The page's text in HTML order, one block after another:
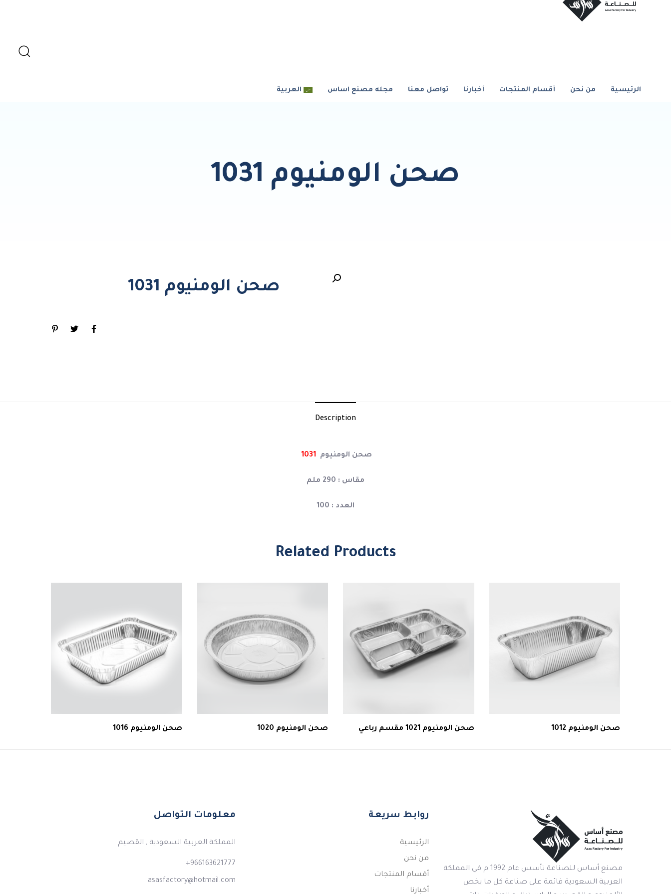
الرئيسية من نحن أقسام المنتجات أخبارنا تواصل معنا مجله مصنع اساس العربية
صحن الومنيوم 1031
صحن الومنيوم 1031
Description
صحن الومنيوم
مقاس : 290 ملم
العدد : 100
Related Products
صحن الومنيوم 1012 صحن الومنيوم 1021 مقسم رباعي صحن الومنيوم 1020 صحن الومنيوم 1016
مصنع أساس للصناعة تأسس عام 1992 م في المملكة
العربية السعودية قائمة على صناعة كل ما يخص
روابط سريعة
الرئيسية
من نحن
أقسام المنتجات
أخبارنا
معلومات التواصل
المملكة العربية السعودية , القصيم
966163621777+
asasfactory@hotmail.com